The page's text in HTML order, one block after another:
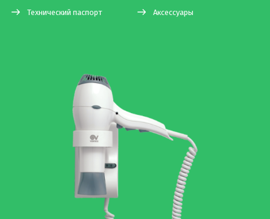
Технический паспорт Аксессуары